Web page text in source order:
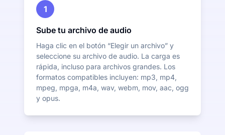
1
Sube tu archivo de audio
Haga clic en el botón “Elegir un archivo” y
seleccione su archivo de audio. La carga es
rápida, incluso para archivos grandes. Los
formatos compatibles incluyen: mp3, mp4,
mpeg, mpga, m4a, wav, webm, mov, aac, ogg
y opus.